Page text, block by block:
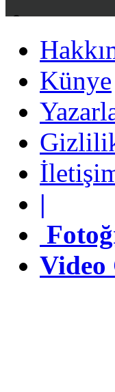
Künye
Yazarlarımız
Gizlilik politikası
İletişim
Fotoğraf Galeri
Video Galeri
Künye
|
Video